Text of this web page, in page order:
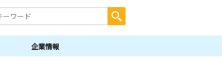
企業情報